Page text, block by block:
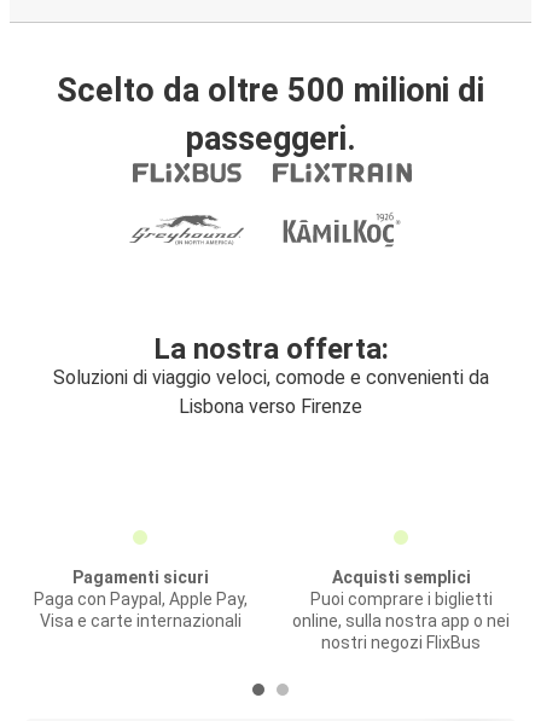
Scelto da oltre 500 milioni di
passeggeri.
La nostra offerta:
Soluzioni di viaggio veloci, comode e convenienti da
Lisbona verso Firenze
Pagamenti sicuri
Paga con Paypal, Apple Pay,
Visa e carte internazionali
Acquisti semplici
Puoi comprare i biglietti
online, sulla nostra app o nei
nostri negozi FlixBus